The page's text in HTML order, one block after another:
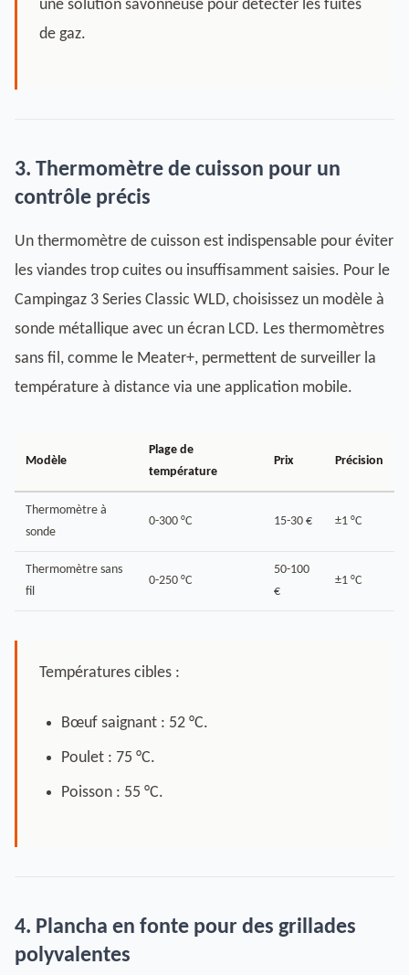
une solution savonneuse pour détecter les fuites
de gaz.
3. Thermomètre de cuisson pour un
contrôle précis
Un thermomètre de cuisson est indispensable pour éviter
les viandes trop cuites ou insuffisamment saisies. Pour le
Campingaz 3 Series Classic WLD, choisissez un modèle à
sonde métallique avec un écran LCD. Les thermomètres
sans fil, comme le Meater+, permettent de surveiller la
température à distance via une application mobile.
Modèle
Plage de
température
Prix Précision
Thermomètre à
sonde
0-300 °C 15-30 € ±1 °C
Thermomètre sans
fil
0-250 °C
50-100
€
±1 °C
Températures cibles :
Bœuf saignant : 52 °C.
Poulet : 75 °C.
Poisson : 55 °C.
4. Plancha en fonte pour des grillades
polyvalentes